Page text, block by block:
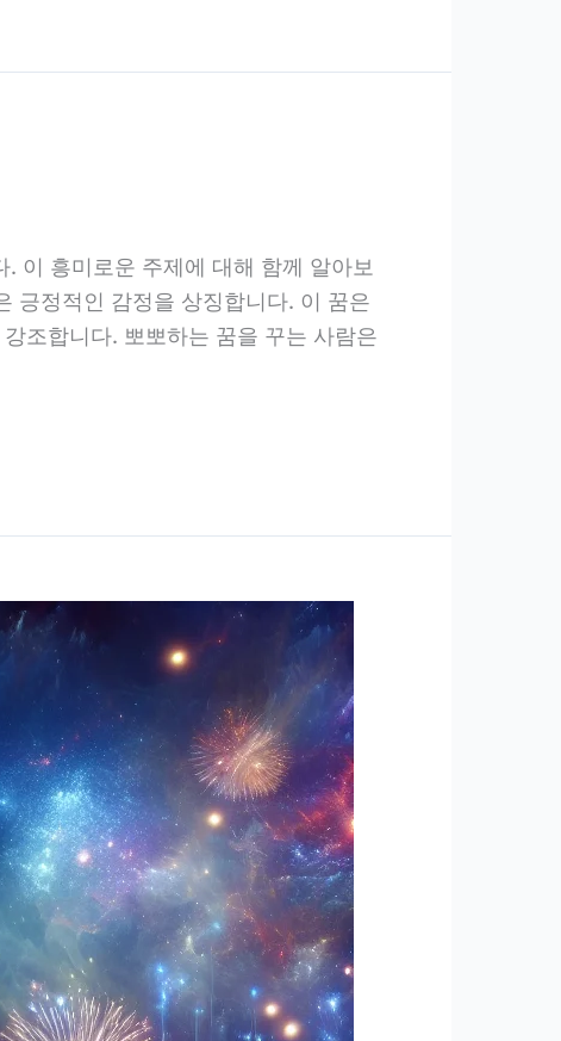
이 흥미로운 주제에 대해 함께 알아보
긍정적인 감정을 상징합니다. 이 꿈은
조합니다. 뽀뽀하는 꿈을 꾸는 사람은